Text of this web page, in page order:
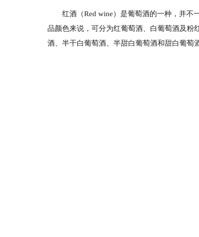
红酒（Red wine）是葡萄酒的一种，并
品颜色来说，可分为红葡萄酒、白葡萄酒及粉
酒、半干白葡萄酒、半甜白葡萄酒和甜白葡萄